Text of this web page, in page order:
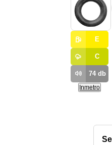
E
C
74db
Inmetro